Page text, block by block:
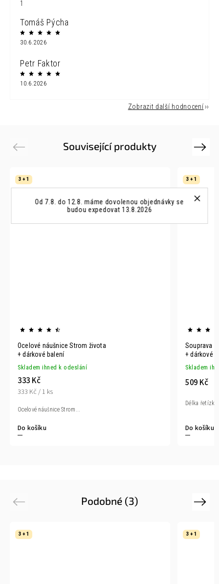
Od 7.8. do 12.8. máme dovolenou objednávky se
budou expedovat 13.8.2026
1
Tomáš Pýcha
30.6.2026
Petr Faktor
10.6.2026
Zobrazit další hodnocení
Související produkty
Previous
3 + 1
Ocelové náušnice Strom života
+ dárkové balení
Skladem ihned k odeslání
333 Kč
333 Kč / 1 ks
Do košíku
Ocelové náušnice Strom...
3 + 1
Souprava
+ dárkové
Skladem
509 Kč
Do košíku
Délka
Next
Podobné (3)
Previous
3 + 1 3 + 1
Next